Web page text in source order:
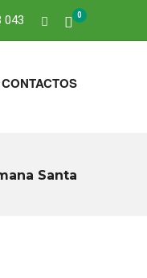
0
043
CONTACTOS
Santa